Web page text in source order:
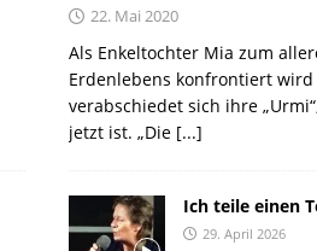
22. Mai 2020
Als Enkeltochter Mia zum
Erdenlebens konfrontiert
verabschiedet sich ihre
jetzt ist. „Die [...]
Ich teile einen
29. April 2026